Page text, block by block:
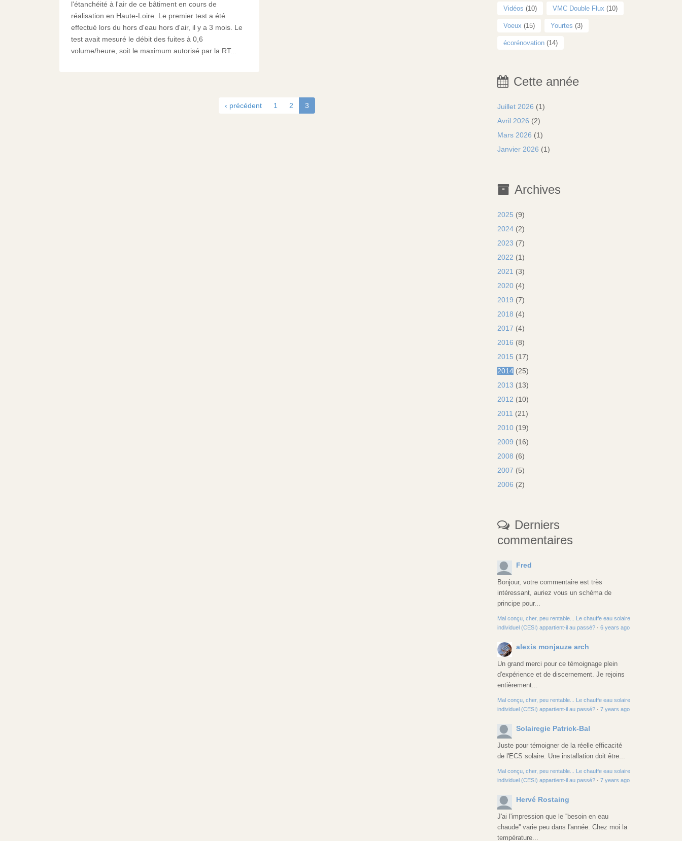
l'étanchéité à l'air de ce bâtiment en cours de
réalisation en Haute-Loire. Le premier test a été
effectué lors du hors d'eau hors d'air, il y a 3 mois. Le
test avait mesuré le débit des fuites à 0,6
volume/heure, soit le maximum autorisé par la RT...
‹ précédent 1 2 3
Vidéos (10) VMC Double Flux (10)
Voeux (15) Yourtes (3)
écorénovation(14)
Cette année
Juillet 2026 (1)
Avril 2026 (2)
Mars 2026 (1)
Janvier 2026 (1)
Archives
2025 (9)
2024(2)
2023 (7)
2022 (1)
2021 (3)
2020(4)
2019 (7)
2018 (4)
2017 (4)
2016 (8)
2015 (17)
2014(25)
2013 (13)
2012 (10)
2011 (21)
2010(19)
2009 (16)
2008 (6)
2007 (5)
2006 (2)
Derniers
commentaires
Fred
Bonjour, votre commentaire est très
intéressant, auriez vous un schéma de
principe pour...
Mal conçu, cher, peu rentable... Le chauffe eau solaire
individuel (CESI) appartient-il au passé?· 6 years ago
alexis monjauze arch
Un grand merci pour ce témoignage plein
d'expérience et de discernement. Je rejoins
entièrement...
Mal conçu, cher, peu rentable... Le chauffe eau solaire
individuel (CESI) appartient-il au passé?· 7 years ago
Solairegie Patrick-Bal
Juste pour témoigner de la réelle efficacité
de l'ECS solaire. Une installation doit être...
Mal conçu, cher, peu rentable... Le chauffe eau solaire
individuel (CESI) appartient-il au passé?· 7 years ago
Hervé Rostaing
J'ai l'impression que le ''besoin en eau
chaude'' varie peu dans l'année. Chez moi la
température...